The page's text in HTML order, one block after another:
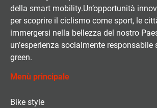
della smart mobility.Un’opportunità
per scoprire il ciclismo come sport, le
immergersi nella bellezza del nostro
un’esperienza socialmente responsabile
green.
Menù principale
Bike style